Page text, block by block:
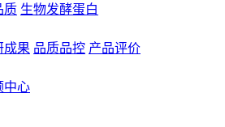
质 生物发酵蛋白
成果 品质品控 产品评价
中心